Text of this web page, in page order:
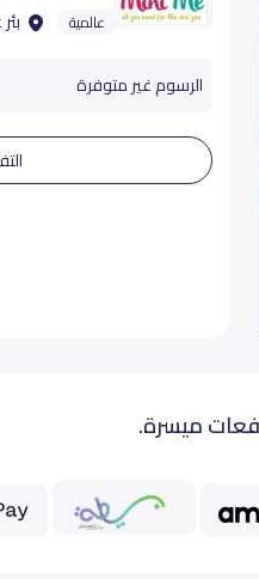
عالمية
الرسوم غير متوفرة
ميسرة.